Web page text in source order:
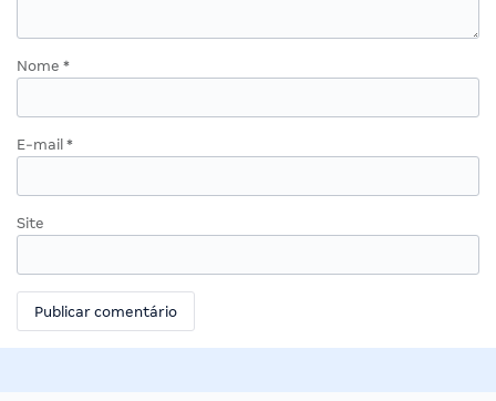
Nome *
E-mail *
Site